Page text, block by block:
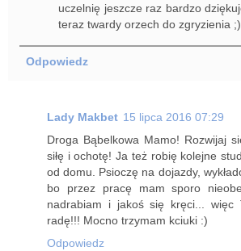
uczelnię jeszcze raz bardzo
teraz twardy orzech do zgryzienia ;)
Odpowiedz
Lady Makbet 15 lipca 2016 07:29
Droga Bąbelkowa Mamo! Rozwijaj
siłę i ochotę! Ja też robię kolejne
od domu. Psioczę na dojazdy,
bo przez pracę mam sporo
nadrabiam i jakoś się kręci... więc
radę!!! Mocno trzymam kciuki :)
Odpowiedz